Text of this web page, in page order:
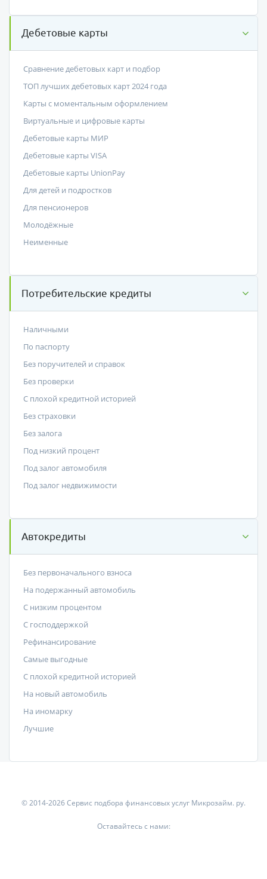
Дебетовые карты
Сравнение дебетовых карт и подбор
ТОП лучших дебетовых карт 2024 года
Карты с моментальным оформлением
Виртуальные и цифровые карты
Дебетовые карты МИР
Дебетовые карты VISA
Дебетовые карты UnionPay
Для детей и подростков
Для пенсионеров
Молодёжные
Неименные
Потребительские кредиты
Наличными
По паспорту
Без поручителей и справок
Без проверки
С плохой кредитной историей
Без страховки
Без залога
Под низкий процент
Под залог автомобиля
Под залог недвижимости
Автокредиты
Без первоначального взноса
На подержанный автомобиль
С низким процентом
C господдержкой
Рефинансирование
Самые выгодные
С плохой кредитной историей
На новый автомобиль
На иномарку
Лучшие
© 2014-2026 Сервис подбора финансовых услуг Микрозайм. ру.
Оставайтесь с нами: